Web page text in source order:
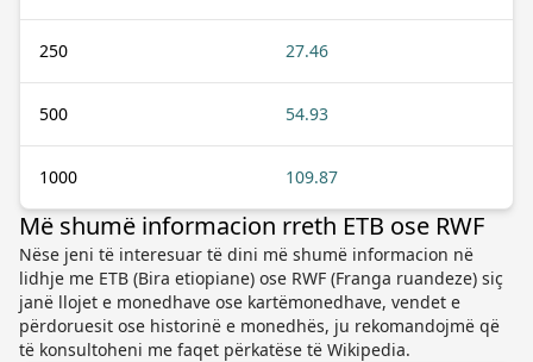
250 27.46
500 54.93
1000 109.87
Më shumë informacion rreth ETB ose RWF
Nëse jeni të interesuar të dini më shumë informacion në
lidhje me ETB (Bira etiopiane) ose RWF (Franga ruandeze) siç
janë llojet e monedhave ose kartëmonedhave, vendet e
përdoruesit ose historinë e monedhës, ju rekomandojmë që
të konsultoheni me faqet përkatëse të Wikipedia.